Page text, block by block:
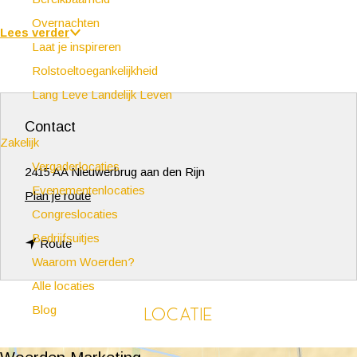
Overnachten
Laat je inspireren
Rolstoeltoegankelijkheid
Lang Leve Landelijk Leven
Zakelijk
Vergaderlocaties
Evenementenlocaties
Congreslocaties
Bedrijfsuitjes
Waarom Woerden?
Alle locaties
Blog
Lees verder
Contact
2415 AA Nieuwerbrug aan den Rijn
Plan je routen
a
a
r
D
Routen
a
a
Locatie